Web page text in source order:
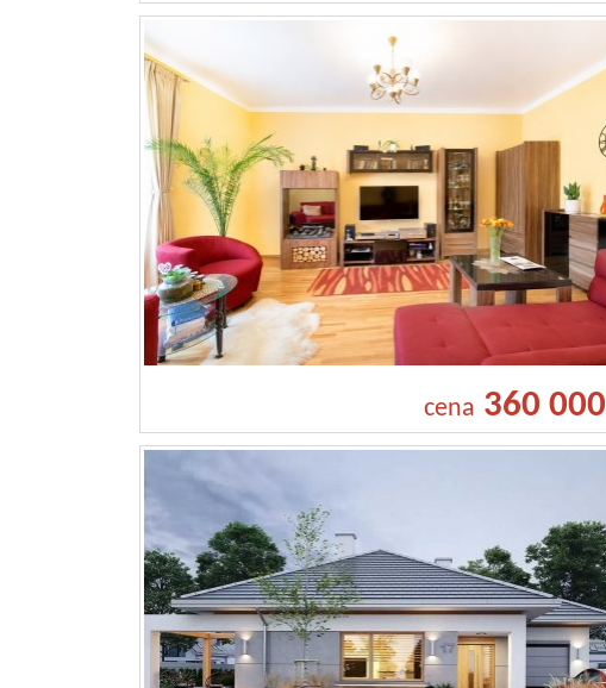
cena 360 000